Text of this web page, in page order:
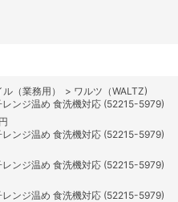
（業務用） > ワルツ（WALTZ)
ンジ温め 食洗機対応 (52215-5979)
ンジ温め 食洗機対応 (52215-5979)
ンジ温め 食洗機対応 (52215-5979)
ンジ温め 食洗機対応 (52215-5979)